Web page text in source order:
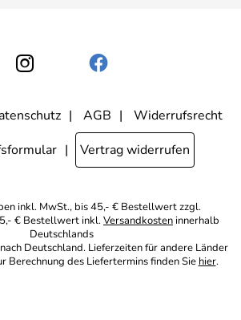
erkennbar, welche konkrete Person geklickt
zur Nutzung meiner E-Mail- Adresse für
ich jederzeit mit Wirkung für die Zukunft
Die Datenschutzerklärunghabe ich
AGB
Widerrufsrecht
Vertrag widerrufen
inkl. MwSt., bis 45,- € Bestellwert zzgl.
€ Bestellwert inkl.Versandkosten innerhalb
Deutschlands
Deutschland. Lieferzeiten für andere Länder
Berechnung des Liefertermins finden Sie hier.